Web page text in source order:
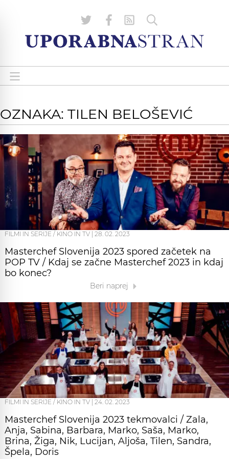
OZNAKA: TILEN BELOŠEVIĆ
FILMI IN SERIJE / KINO IN TV 28. 02. 2023
Masterchef Slovenija 2023 spored začetek na
POP TV / Kdaj se začne Masterchef 2023 in kdaj
bo konec?
Beri naprej
FILMI IN SERIJE / KINO IN TV 24. 02. 2023
Masterchef Slovenija 2023 tekmovalci / Zala,
Anja, Sabina, Barbara, Marko, Saša, Marko,
Brina, Žiga, Nik, Lucijan, Aljoša, Tilen, Sandra,
Špela, Doris